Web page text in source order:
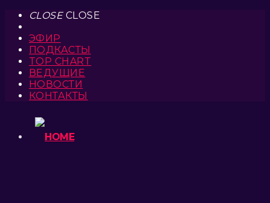
CLOSECLOSE
ЭФИР
ПОДКАСТЫ
TOP CHART
ВЕДУЩИЕ
НОВОСТИ
КОНТАКТЫ